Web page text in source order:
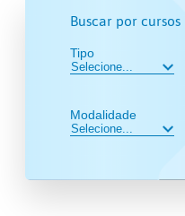
Buscar por cursos
Tipo
Modalidade